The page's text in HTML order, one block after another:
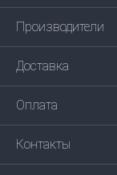
Производители
Доставка
Оплата
Контакты